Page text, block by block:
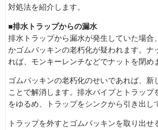
対処法を紹介します。
■排水トラップからの漏水
排水トラップから漏水が発生していた場合
かゴムパッキンの老朽化が疑われます。ナ
れば、モンキーレンチなどでナットを閉め
ゴムパッキンの老朽化のせいであれば、新
ことで解消します。排水パイプとトラップ
をゆるめ、トラップをシンクから引き出し
トラップを外すとゴムパッキンを取り出せ